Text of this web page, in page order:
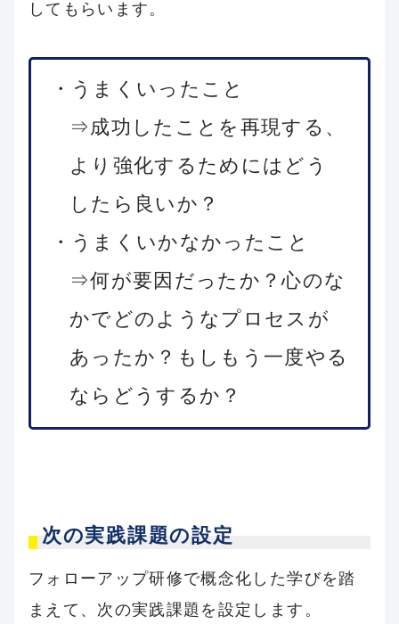
してもらいます。
・うまくいったこと
⇒成功したことを再現する、
より強化するためにはどう
したら良いか？
・うまくいかなかったこと
⇒何が要因だったか？心のな
かでどのようなプロセスが
あったか？もしもう一度やる
ならどうするか？
次の実践課題の設定
フォローアップ研修で概念化した学びを踏
まえて、次の実践課題を設定します。